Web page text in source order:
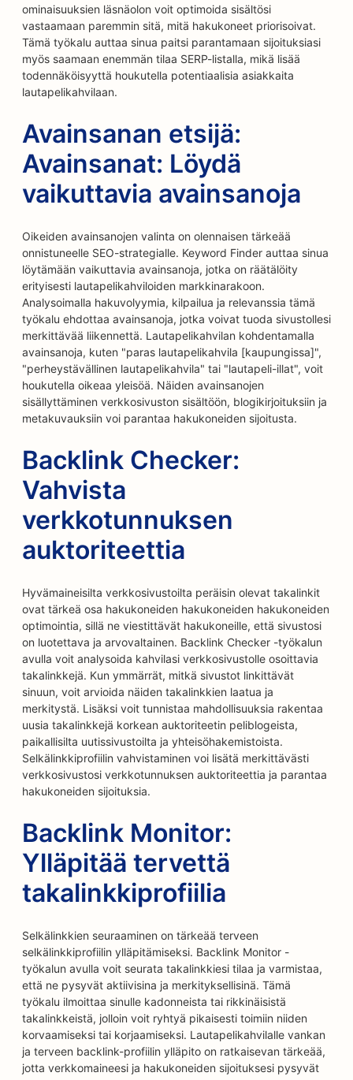
ominaisuuksien läsnäolon voit optimoida sisältösi
vastaamaan paremmin sitä, mitä hakukoneet priorisoivat.
Tämä työkalu auttaa sinua paitsi parantamaan sijoituksiasi
myös saamaan enemmän tilaa SERP-listalla, mikä lisää
todennäköisyyttä houkutella potentiaalisia asiakkaita
lautapelikahvilaan.
Avainsanan etsijä:
Avainsanat: Löydä
vaikuttavia avainsanoja
Oikeiden avainsanojen valinta on olennaisen tärkeää
onnistuneelle SEO-strategialle. Keyword Finder auttaa sinua
löytämään vaikuttavia avainsanoja, jotka on räätälöity
erityisesti lautapelikahviloiden markkinarakoon.
Analysoimalla hakuvolyymia, kilpailua ja relevanssia tämä
työkalu ehdottaa avainsanoja, jotka voivat tuoda sivustollesi
merkittävää liikennettä. Lautapelikahvilan kohdentamalla
avainsanoja, kuten "paras lautapelikahvila [kaupungissa]",
"perheystävällinen lautapelikahvila" tai "lautapeli-illat", voit
houkutella oikeaa yleisöä. Näiden avainsanojen
sisällyttäminen verkkosivuston sisältöön, blogikirjoituksiin ja
metakuvauksiin voi parantaa hakukoneiden sijoitusta.
Backlink Checker:
Vahvista
verkkotunnuksen
auktoriteettia
Hyvämaineisilta verkkosivustoilta peräisin olevat takalinkit
ovat tärkeä osa hakukoneiden hakukoneiden hakukoneiden
optimointia, sillä ne viestittävät hakukoneille, että sivustosi
on luotettava ja arvovaltainen. Backlink Checker -työkalun
avulla voit analysoida kahvilasi verkkosivustolle osoittavia
takalinkkejä. Kun ymmärrät, mitkä sivustot linkittävät
sinuun, voit arvioida näiden takalinkkien laatua ja
merkitystä. Lisäksi voit tunnistaa mahdollisuuksia rakentaa
uusia takalinkkejä korkean auktoriteetin peliblogeista,
paikallisilta uutissivustoilta ja yhteisöhakemistoista.
Selkälinkkiprofiilin vahvistaminen voi lisätä merkittävästi
verkkosivustosi verkkotunnuksen auktoriteettia ja parantaa
hakukoneiden sijoituksia.
Backlink Monitor:
Ylläpitää tervettä
takalinkkiprofiilia
Selkälinkkien seuraaminen on tärkeää terveen
selkälinkkiprofiilin ylläpitämiseksi. Backlink Monitor -
työkalun avulla voit seurata takalinkkiesi tilaa ja varmistaa,
että ne pysyvät aktiivisina ja merkityksellisinä. Tämä
työkalu ilmoittaa sinulle kadonneista tai rikkinäisistä
takalinkkeistä, jolloin voit ryhtyä pikaisesti toimiin niiden
korvaamiseksi tai korjaamiseksi. Lautapelikahvilalle vankan
ja terveen backlink-profiilin ylläpito on ratkaisevan tärkeää,
jotta verkkomaineesi ja hakukoneiden sijoituksesi pysyvät